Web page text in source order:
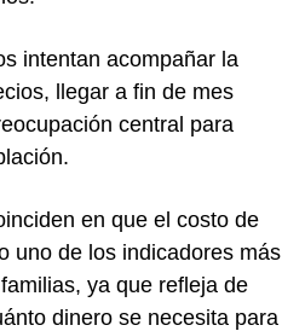
intentan acompañar la
llegar a fin de mes
central para
en que el costo de
uno de los indicadores más
ya que refleja de
dinero se necesita para